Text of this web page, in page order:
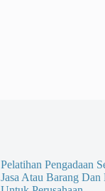
Pelatihan Pengadaan
Jasa Atau Barang